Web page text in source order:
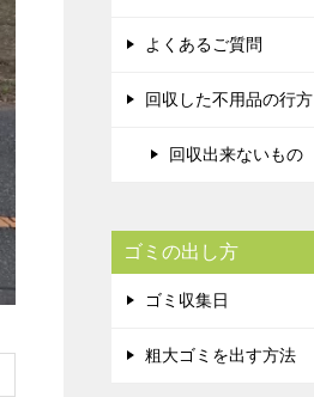
よくあるご質問
回収した不用品の行方
回収出来ないもの
ゴミの出し方
ゴミ収集日
粗大ゴミを出す方法